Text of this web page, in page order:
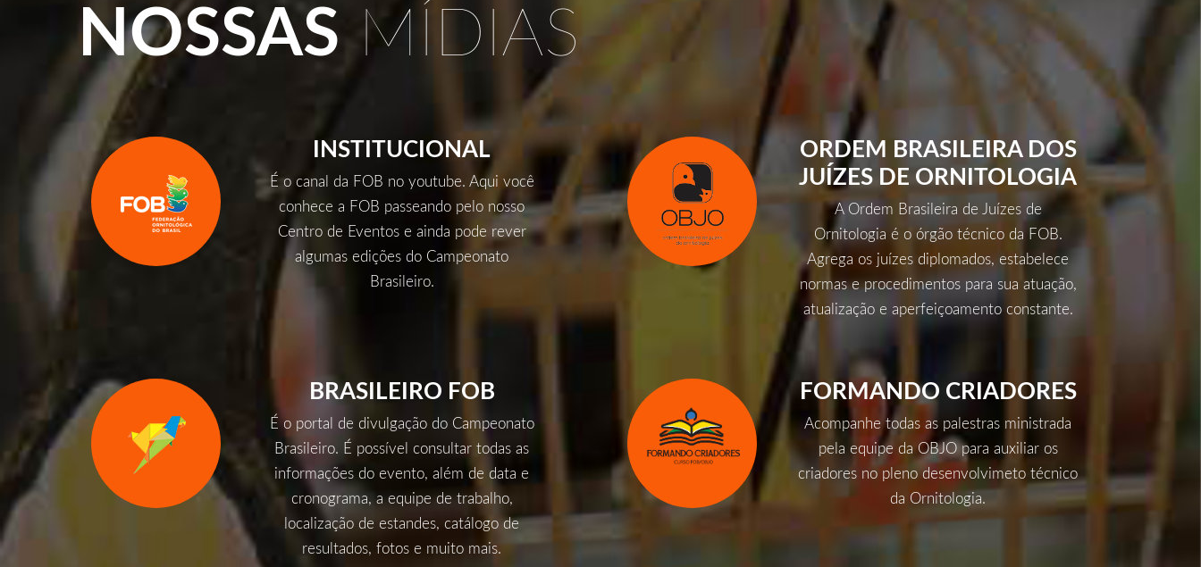
NOSSAS MÍDIAS
INSTITUCIONAL
É o canal da FOB no youtube. Aqui você
conhece a FOB passeando pelo nosso
Centro de Eventos e ainda pode rever
algumas edições do Campeonato
Brasileiro.
ORDEM BRASILEIRA DOS
JUÍZES DE ORNITOLOGIA
A Ordem Brasileira de Juízes de
Ornitologia é o órgão técnico da FOB.
Agrega os juízes diplomados, estabelece
normas e procedimentos para sua atuação,
atualização e aperfeiçoamento constante.
BRASILEIRO FOB
É o portal de divulgação do Campeonato
Brasileiro. É possível consultar todas as
informações do evento, além de data e
cronograma, a equipe de trabalho,
localização de estandes, catálogo de
resultados, fotos e muito mais.
FORMANDO CRIADORES
Acompanhe todas as palestras ministrada
pela equipe da OBJO para auxiliar os
criadores no pleno desenvolvimeto técnico
da Ornitologia.